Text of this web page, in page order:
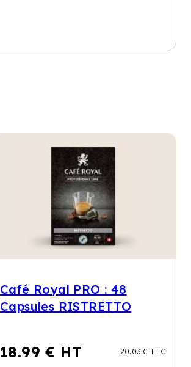
Café Royal PRO : 48
Capsules RISTRETTO
18.99 € HT 20.03 € TTC